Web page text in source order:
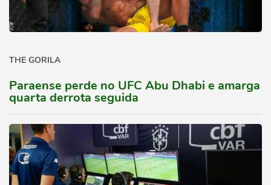
THE GORILA
Paraense perde no UFC Abu Dhabi e amarga
quarta derrota seguida